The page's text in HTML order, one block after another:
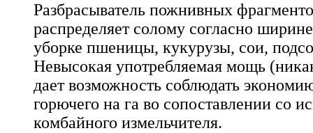
Разбрасыватель пожнивных
распределяет солому согласно
уборке пшеницы, кукурузы, сои,
Невысокая употребляемая мощь
дает возможность соблюдать
горючего на га во сопоставлении со
комбайного измельчителя.